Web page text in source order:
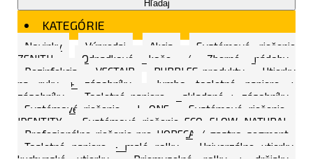
Hľadaj
KATEGÓRIE
Novinky Výpredaj Akcia
Systémové riešenie
ZENITH
Odpadkové koše / Zberné nádoby
Dezinfekcia
VECTAIR BUBBLES produkty
Utierky
na ruky + zásobníky
Jumbo toaletné papiere +
zásobníky
Toaletné papiere - skladané + zásobníky
Systémové riešenie - L ONE
Systémové riešenie -
IDENTITY
Systémové riešenie ECO FLOW NATURAL
Profesionálne riešenie pre HORECA / gastro segment
Toaletné papiere - malé rolky
Univerzálne utierky,